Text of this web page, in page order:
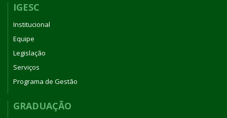
IGESC
Institucional
Equipe
Legislação
Serviços
Programa de Gestão
GRADUAÇÃO